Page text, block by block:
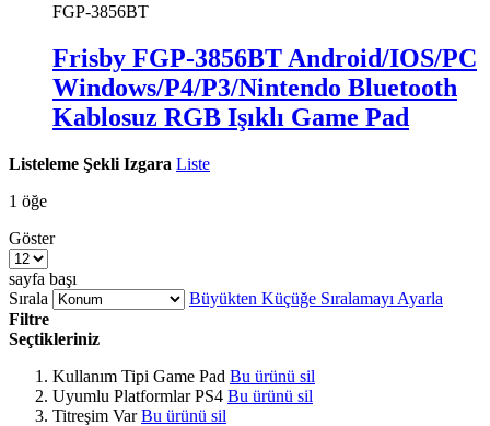
FGP-3856BT
Frisby FGP-3856BT Android/IOS/PC
Windows/P4/P3/Nintendo Bluetooth
Kablosuz RGB Işıklı Game Pad
Listeleme Şekli Izgara Liste
1 öğe
Göster
sayfa başı
Sırala
Büyükten Küçüğe Sıralamayı Ayarla
Filtre
Seçtikleriniz
Kullanım Tipi Game Pad Bu ürünü sil
Uyumlu Platformlar PS4 Bu ürünü sil
Titreşim Var Bu ürünü sil